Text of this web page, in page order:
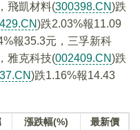
飛凱材料(300398.CN)跌
)跌2.03%報11.09
報35.3元，三孚新科
雅克科技(002409.CN)跌
)跌1.16%報14.43
漲跌幅(%)
最新價